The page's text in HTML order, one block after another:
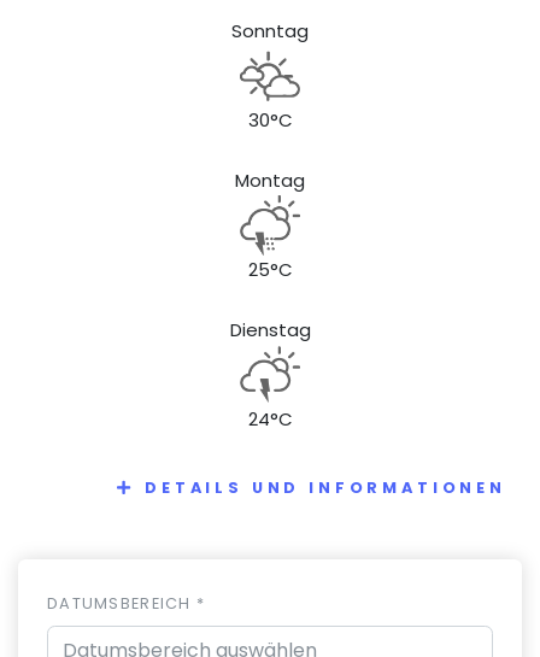
Sonntag
30°C
Montag
25°C
Dienstag
24°C
DETAILS UND INFORMATIONEN
DATUMSBEREICH *